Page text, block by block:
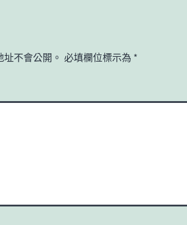
不會公開。 必填欄位標示為 *